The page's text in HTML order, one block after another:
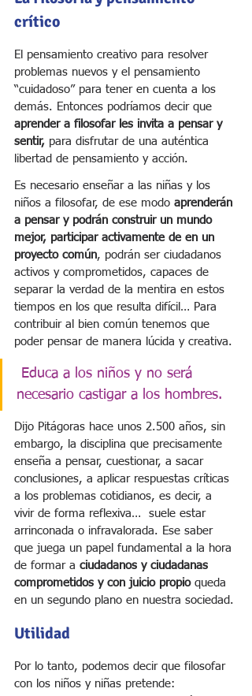
crítico
El pensamiento creativo para resolver
problemas nuevos y el pensamiento
“cuidadoso” para tener en cuenta a los
demás. Entonces podríamos decir que
aprender a filosofar les invita a pensar y
sentir, para disfrutar de una auténtica
libertad de pensamiento y acción.
Es necesario enseñar a las niñas y los
niños a filosofar, de ese modo aprenderán
a pensar y podrán construir un mundo
mejor, participar activamente de en un
proyecto común, podrán ser ciudadanos
activos y comprometidos, capaces de
separar la verdad de la mentira en estos
tiempos en los que resulta difícil… Para
contribuir al bien común tenemos que
poder pensar de manera lúcida y creativa.
Educa a los niños y no será
necesario castigar a los hombres.
Dijo Pitágoras hace unos 2.500 años, sin
embargo, la disciplina que precisamente
enseña a pensar, cuestionar, a sacar
conclusiones, a aplicar respuestas críticas
a los problemas cotidianos, es decir, a
vivir de forma reflexiva…  suele estar
arrinconada o infravalorada. Ese saber
que juega un papel fundamental a la hora
de formar a ciudadanos y ciudadanas
comprometidos y con juicio propio queda
en un segundo plano en nuestra sociedad.
Utilidad
Por lo tanto, podemos decir que filosofar
con los niños y niñas pretende: